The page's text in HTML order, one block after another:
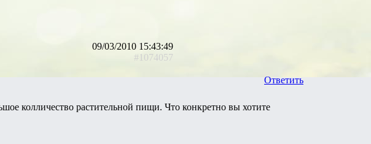
09/03/2010 15:43:49
#1074057
Ответить
колличество растительной пищи. Что конкретно вы хотите